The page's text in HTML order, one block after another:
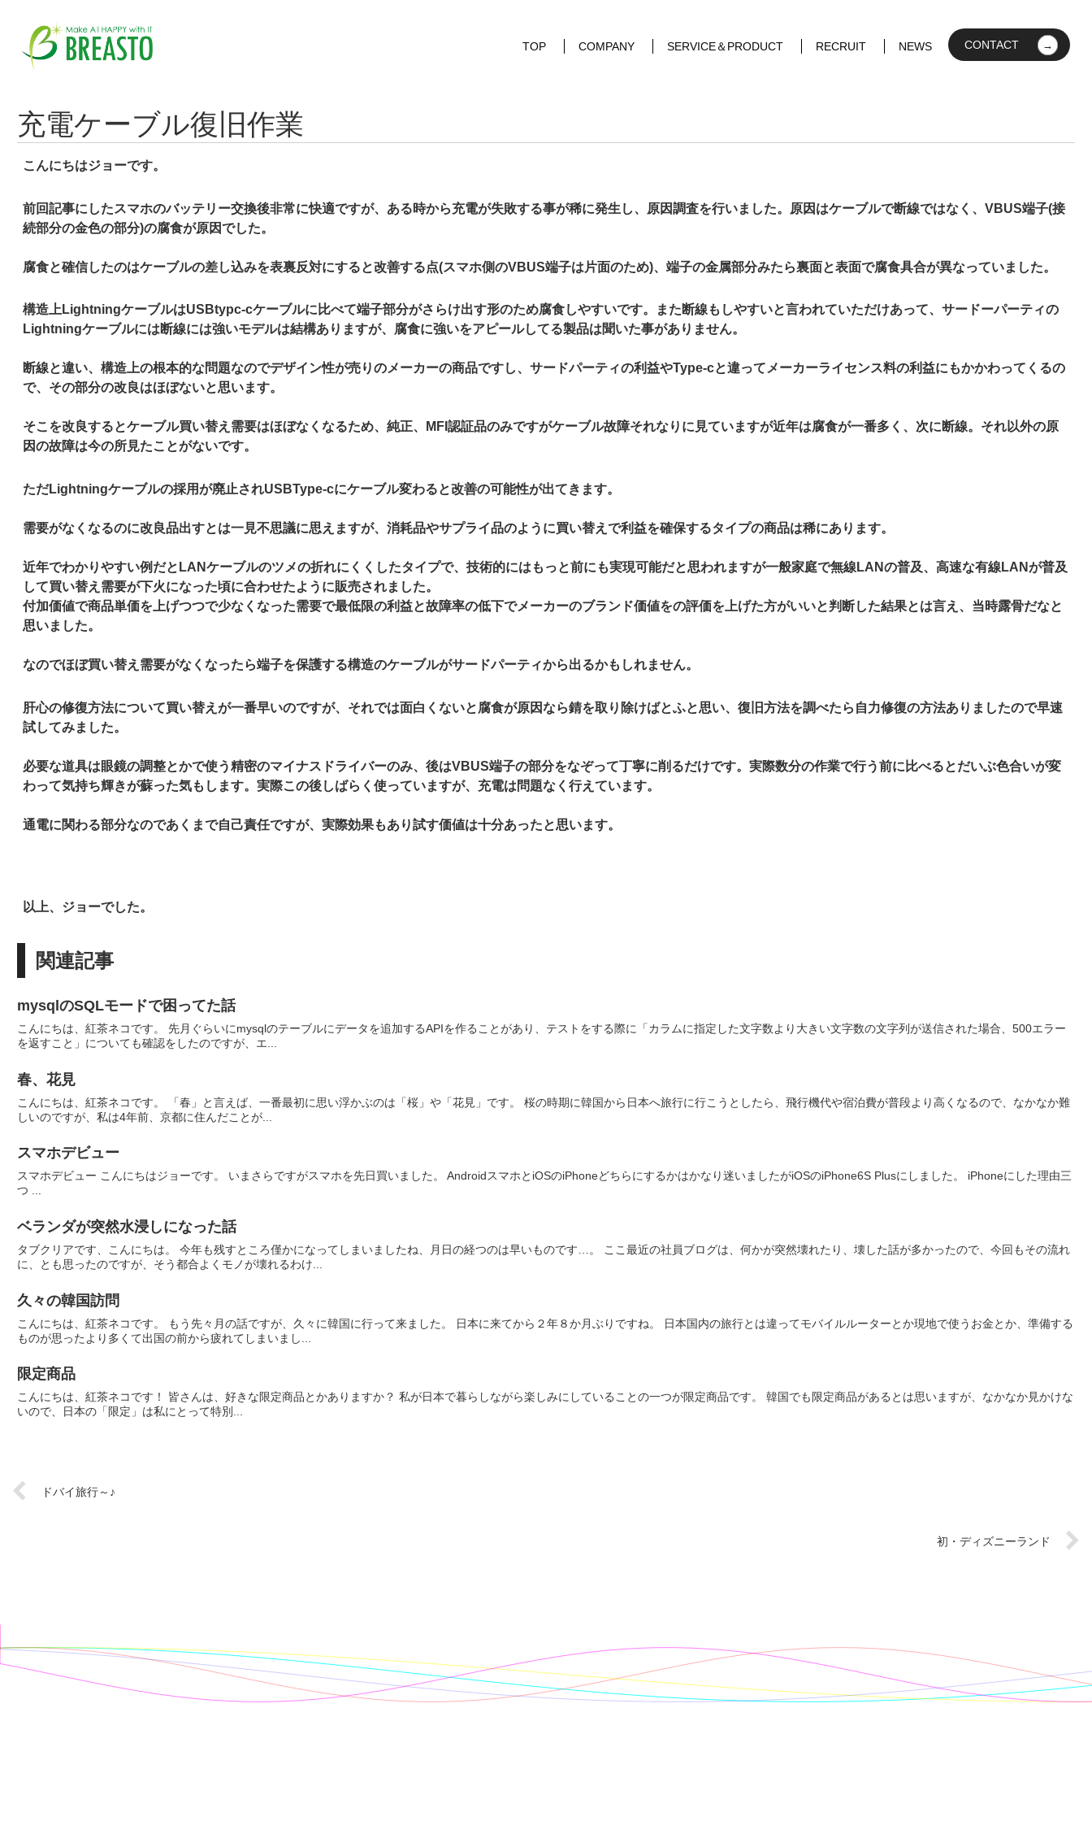
TOP COMPANY SERVICE＆PRODUCT RECRUIT NEWS CONTACT
充電ケーブル復旧作業
こんにちはジョーです。
前回記事にしたスマホのバッテリー交換後非常に快適ですが、ある時から充電が失敗する事が稀に発生し、原因調査を行いました。原因はケーブルで断線ではなく、VBUS端子(接
続部分の金色の部分)の腐食が原因でした。
腐食と確信したのはケーブルの差し込みを表裏反対にすると改善する点(スマホ側のVBUS端子は片面のため)、端子の金属部分みたら裏面と表面で腐食具合が異なっていました。
構造上LightningケーブルはUSBtypc-cケーブルに比べて端子部分がさらけ出す形のため腐食しやすいです。また断線もしやすいと言われていただけあって、サードーパーティの
Lightningケーブルには断線には強いモデルは結構ありますが、腐食に強いをアピールしてる製品は聞いた事がありません。
断線と違い、構造上の根本的な問題なのでデザイン性が売りのメーカーの商品ですし、サードパーティの利益やType-cと違ってメーカーライセンス料の利益にもかかわってくるの
で、その部分の改良はほぼないと思います。
そこを改良するとケーブル買い替え需要はほぼなくなるため、純正、MFI認証品のみですがケーブル故障それなりに見ていますが近年は腐食が一番多く、次に断線。それ以外の原
因の故障は今の所見たことがないです。
ただLightningケーブルの採用が廃止されUSBType-cにケーブル変わると改善の可能性が出てきます。
需要がなくなるのに改良品出すとは一見不思議に思えますが、消耗品やサプライ品のように買い替えで利益を確保するタイプの商品は稀にあります。
近年でわかりやすい例だとLANケーブルのツメの折れにくくしたタイプで、技術的にはもっと前にも実現可能だと思われますが一般家庭で無線LANの普及、高速な有線LANが普及
して買い替え需要が下火になった頃に合わせたように販売されました。
付加価値で商品単価を上げつつで少なくなった需要で最低限の利益と故障率の低下でメーカーのブランド価値をの評価を上げた方がいいと判断した結果とは言え、当時露骨だなと
思いました。
なのでほぼ買い替え需要がなくなったら端子を保護する構造のケーブルがサードパーティから出るかもしれません。
肝心の修復方法について買い替えが一番早いのですが、それでは面白くないと腐食が原因なら錆を取り除けばとふと思い、復旧方法を調べたら自力修復の方法ありましたので早速
試してみました。
必要な道具は眼鏡の調整とかで使う精密のマイナスドライバーのみ、後はVBUS端子の部分をなぞって丁寧に削るだけです。実際数分の作業で行う前に比べるとだいぶ色合いが変
わって気持ち輝きが蘇った気もします。実際この後しばらく使っていますが、充電は問題なく行えています。
通電に関わる部分なのであくまで自己責任ですが、実際効果もあり試す価値は十分あったと思います。
以上、ジョーでした。
関連記事
mysqlのSQLモードで困ってた話
こんにちは、紅茶ネコです。 先月ぐらいにmysqlのテーブルにデータを追加するAPIを作ることがあり、テストをする際に「カラムに指定した文字数より大きい文字数の文字列が送信された場合、500エラー
を返すこと」についても確認をしたのですが、エ...
春、花見
こんにちは、紅茶ネコです。 「春」と言えば、一番最初に思い浮かぶのは「桜」や「花見」です。 桜の時期に韓国から日本へ旅行に行こうとしたら、飛行機代や宿泊費が普段より高くなるので、なかなか難
しいのですが、私は4年前、京都に住んだことが...
スマホデビュー
スマホデビュー こんにちはジョーです。 いまさらですがスマホを先日買いました。 AndroidスマホとiOSのiPhoneどちらにするかはかなり迷いましたがiOSのiPhone6S Plusにしました。 iPhoneにした理由三
つ ...
ベランダが突然水浸しになった話
タブクリアです、こんにちは。 今年も残すところ僅かになってしまいましたね、月日の経つのは早いものです…。 ここ最近の社員ブログは、何かが突然壊れたり、壊した話が多かったので、今回もその流れ
に、とも思ったのですが、そう都合よくモノが壊れるわけ...
久々の韓国訪問
こんにちは、紅茶ネコです。 もう先々月の話ですが、久々に韓国に行って来ました。 日本に来てから２年８か月ぶりですね。 日本国内の旅行とは違ってモバイルルーターとか現地で使うお金とか、準備する
ものが思ったより多くて出国の前から疲れてしまいまし...
限定商品
こんにちは、紅茶ネコです！ 皆さんは、好きな限定商品とかありますか？ 私が日本で暮らしながら楽しみにしていることの一つが限定商品です。 韓国でも限定商品があるとは思いますが、なかなか見かけな
いので、日本の「限定」は私にとって特別...
ドバイ旅行～♪
初・ディズニーランド